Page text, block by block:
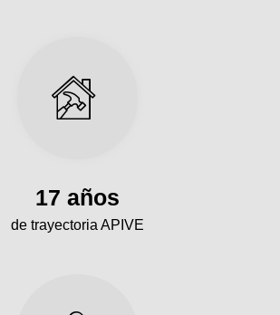
17 años
de trayectoria APIVE